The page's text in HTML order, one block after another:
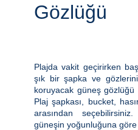
Gözlüğü
Plajda vakit geçirirken
şık bir şapka ve
koruyacak güneş gözlüğü
Plaj şapkası, bucket,
arasından
güneşin yoğunluğuna